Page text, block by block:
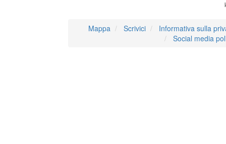
Mappa Scrivici
Informativa sulla
Social media